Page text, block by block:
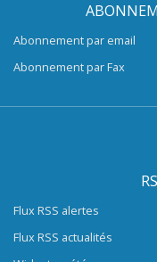
Abonnement par email
Abonnement par Fax
Flux RSS alertes
Flux RSS actualités